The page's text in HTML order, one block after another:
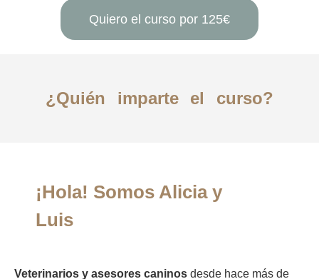
Quiero el curso por 125€
¿Quién imparte el curso?
¡Hola! Somos Alicia y
Luis
Veterinarios y asesores caninos desde hace más de